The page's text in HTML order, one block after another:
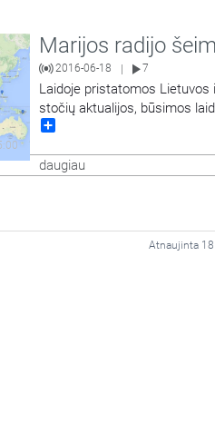
Marijos radijo
2016-06-18 7
Laidoje pristatomos Lietuvos
stočių aktualijos, būsimos
liturginės datos, atsiliepiama į
daugiau
Atnaujinta